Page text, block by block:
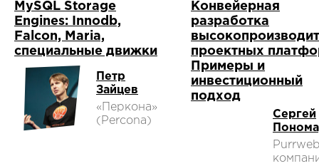
MySQL Storage
Engines: Innodb,
Falcon, Maria,
специальные движки
Петр
Зайцев
«Перкона»
(Percona)
Конвейерная
разработка
проектных
Примеры и
инвестиционный
подход
Сергей